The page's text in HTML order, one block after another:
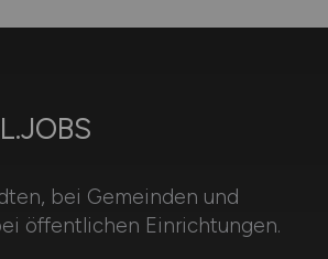
bei Gemeinden und
öffentlichen Einrichtungen.